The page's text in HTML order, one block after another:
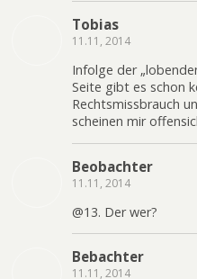
Tobias
11.11, 2014
Infolge der
Seite gibt es schon
Rechtsmissbrauch
scheinen mir
Beobachter
11.11, 2014
@13. Der wer?
Bebachter
11.11, 2014